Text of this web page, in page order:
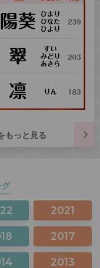
もっと見る
グ
2021
2017
2013